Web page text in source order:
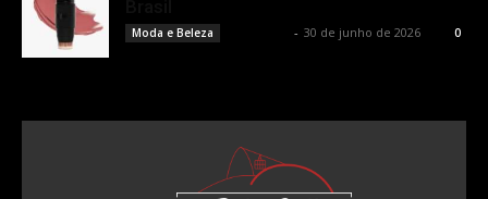
Moda e Beleza - 30 de junho de 2026 0